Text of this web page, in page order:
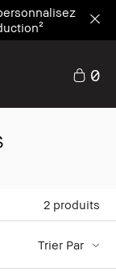
0
2 produits
Trier Par